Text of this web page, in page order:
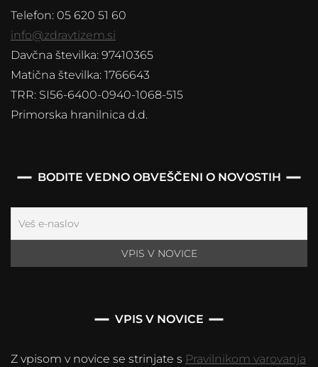
Telefon: 05 620 51 60
info@zdravtizem.si
Davčna številka: 97410365
Matična številka: 1766643
TRR: SI56-6400-0940-1068-515
Primorska hranilnica d.d.
BODITE VEDNO OBVEŠČENI O NOVOSTIH
VPIS V NOVICE
Z vpisom v novice se strinjate s Pravilnikom varovanja